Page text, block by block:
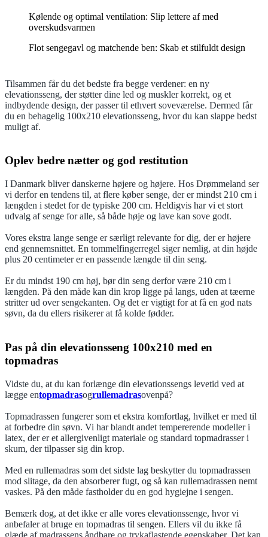
Kølende og optimal ventilation: Slip lettere af med
overskudsvarmen
Flot sengegavl og matchende ben: Skab et stilfuldt design
Tilsammen får du det bedste fra begge verdener: en ny
elevationsseng, der støtter dine led og muskler korrekt, og et
indbydende design, der passer til ethvert soveværelse. Dermed får
du en behagelig 100x210 elevationsseng, hvor du kan slappe bedst
muligt af.
Oplev bedre nætter og god restitution
I Danmark bliver danskerne højere og højere. Hos Drømmeland ser
vi derfor en tendens til, at flere køber senge, der er mindst 210 cm i
længden i stedet for de typiske 200 cm. Heldigvis har vi et stort
udvalg af senge for alle, så både høje og lave kan sove godt.
Vores ekstra lange senge er særligt relevante for dig, der er højere
end gennemsnittet. En tommelfingerregel siger nemlig, at din højde
plus 20 centimeter er en passende længde til din seng.
Er du mindst 190 cm høj, bør din seng derfor være 210 cm i
længden. På den måde kan din krop ligge på langs, uden at tæerne
stritter ud over sengekanten. Og det er vigtigt for at få en god nats
søvn, da du ellers risikerer at få kolde fødder.
Pas på din elevationsseng 100x210 med en
topmadras
Vidste du, at du kan forlænge din elevationssengs levetid ved at
lægge entopmadrasogrullemadrasovenpå?
Topmadrassen fungerer som et ekstra komfortlag, hvilket er med til
at forbedre din søvn. Vi har blandt andet tempererende modeller i
latex, der er et allergivenligt materiale og standard topmadrasser i
skum, der tilpasser sig din krop.
Med en rullemadras som det sidste lag beskytter du topmadrassen
mod slitage, da den absorberer fugt, og så kan rullemadrassen nemt
vaskes. På den måde fastholder du en god hygiejne i sengen.
Bemærk dog, at det ikke er alle vores elevationssenge, hvor vi
anbefaler at bruge en topmadras til sengen. Ellers vil du ikke få
glæde af madrassens åndbare og trykaflastende egenskaber. Det kan